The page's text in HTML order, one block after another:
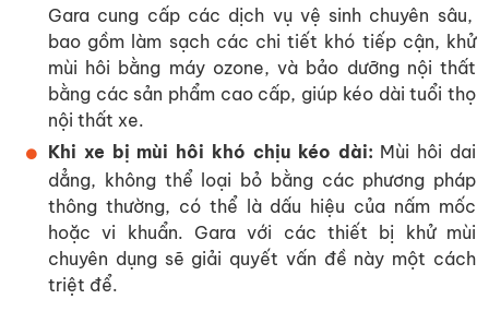
Gara cung cấp các dịch vụ vệ sinh chuyên sâu,
bao gồm làm sạch các chi tiết khó tiếp cận, khử
mùi hôi bằng máy ozone, và bảo dưỡng nội thất
bằng các sản phẩm cao cấp, giúp kéo dài tuổi thọ
nội thất xe.
Khi xe bị mùi hôi khó chịu kéo dài: Mùi hôi dai
dẳng, không thể loại bỏ bằng các phương pháp
thông thường, có thể là dấu hiệu của nấm mốc
hoặc vi khuẩn. Gara với các thiết bị khử mùi
chuyên dụng sẽ giải quyết vấn đề này một cách
triệt để.